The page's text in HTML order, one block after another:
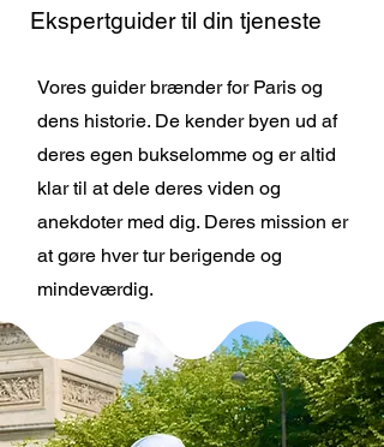
Ekspertguider til din tjeneste
Vores guider brænder for Paris og
dens historie. De kender byen ud af
deres egen bukselomme og er altid
klar til at dele deres viden og
anekdoter med dig. Deres mission er
at gøre hver tur berigende og
mindeværdig.